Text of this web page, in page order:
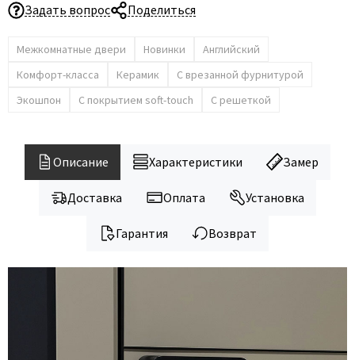
Задать вопрос
Поделиться
Межкомнатные двери Новинки
Английский
Комфорт-класса
Керамик
С врезанной фурнитурой
Экошпон
С покрытием soft-touch С решеткой
Описание Характеристики Замер
Доставка Оплата Установка
Гарантия Возврат